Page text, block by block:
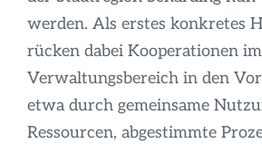
werden. Als erstes konkretes
rücken dabei Kooperationen im
Verwaltungsbereich in den
etwa durch gemeinsame
Ressourcen, abgestimmte